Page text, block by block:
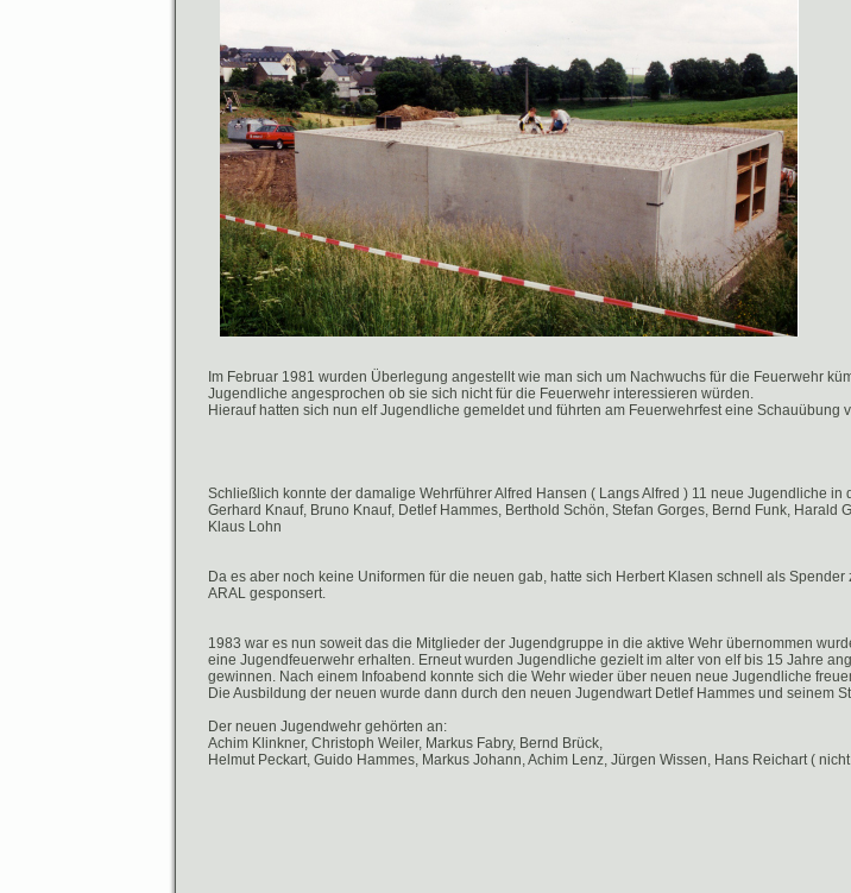
Im Februar 1981 wurden Überlegung angestellt wie man sich um Nachwuchs für die Feuerwehr
Jugendliche angesprochen ob sie sich nicht für die Feuerwehr interessieren würden.
Hierauf hatten sich nun elf Jugendliche gemeldet und führten am Feuerwehrfest eine Schauübung
Schließlich konnte der damalige Wehrführer Alfred Hansen ( Langs Alfred ) 11 neue Jugendliche
Gerhard Knauf, Bruno Knauf, Detlef Hammes, Berthold Schön, Stefan Gorges, Bernd Funk, Harald
Klaus Lohn
Da es aber noch keine Uniformen für die neuen gab, hatte sich Herbert Klasen schnell als
ARAL gesponsert.
1983 war es nun soweit das die Mitglieder der Jugendgruppe in die aktive Wehr übernommen
eine Jugendfeuerwehr erhalten. Erneut wurden Jugendliche gezielt im alter von elf bis 15 Jahre
gewinnen. Nach einem Infoabend konnte sich die Wehr wieder über neuen neue Jugendliche
Die Ausbildung der neuen wurde dann durch den neuen Jugendwart Detlef Hammes und seinem
Der neuen Jugendwehr gehörten an:
Achim Klinkner, Christoph Weiler, Markus Fabry, Bernd Brück,
Helmut Peckart, Guido Hammes, Markus Johann, Achim Lenz, Jürgen Wissen, Hans Reichart (